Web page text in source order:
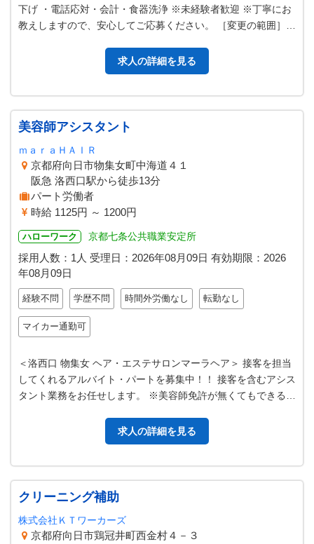
下げ ・電話応対・会計・食器洗浄 ※未経験者歓迎 ※丁寧にお
教えしますので、安心してご応募ください。 ［変更の範囲］変
求人の詳細を見る
美容師アシスタント
ｍａｒａＨＡＩＲ
京都府向日市物集女町中海道４１
阪急 洛西口駅から徒歩13分
パート労働者
時給 1125円 ～ 1200円
ハローワーク 京都七条公共職業安定所
採用人数：1人 受理日： 2026年08月09日 有効期限： 2026
年08月09日
経験不問 学歴不問 時間外労働なし 転勤なし
マイカー通勤可
＜洛西口 物集女 ヘア・エステサロンマーラヘア＞ 接客を担当
してくれるアルバイト・パートを募集中！！ 接客を含むアシス
タント業務をお任せします。 ※美容師免許が無くてもできるお
求人の詳細を見る
クリーニング補助
株式会社ＫＴワーカーズ
京都府向日市鶏冠井町西金村４－３